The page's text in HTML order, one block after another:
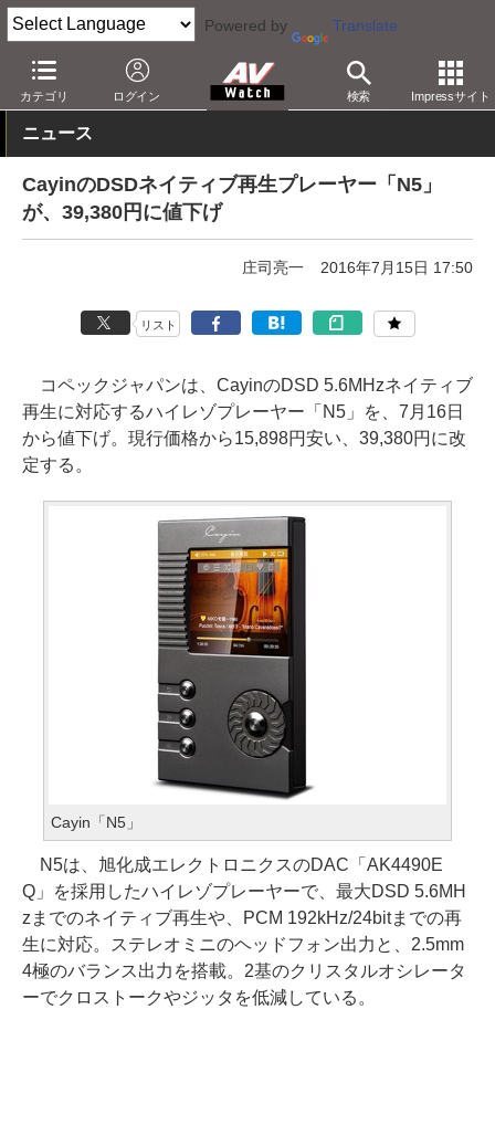
Powered by Translate
カテゴリ ログイン 検索 Impressサイト
AV Watch 製品 ポータブルオーディオ その他
ニュース
CayinのDSDネイティブ再生プレーヤー「N5」
が、39,380円に値下げ
庄司亮一 2016年7月15日 17:50
リスト
コペックジャパンは、CayinのDSD 5.6MHzネイティブ
再生に対応するハイレゾプレーヤー「N5」を、7月16日
から値下げ。現行価格から15,898円安い、39,380円に改
定する。
Cayin「N5」
N5は、旭化成エレクトロニクスのDAC「AK4490E
Q」を採用したハイレゾプレーヤーで、最大DSD 5.6MH
zまでのネイティブ再生や、PCM 192kHz/24bitまでの再
生に対応。ステレオミニのヘッドフォン出力と、2.5mm
4極のバランス出力を搭載。2基のクリスタルオシレータ
ーでクロストークやジッタを低減している。